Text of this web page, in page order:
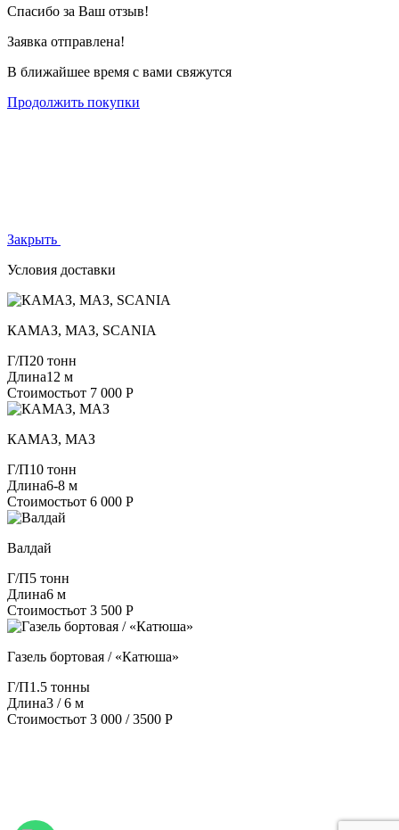
Спасибо за Ваш отзыв!
Заявка отправлена!
В ближайшее время с вами свяжутся
Продолжить покупки
Закрыть
Условия доставки
КАМАЗ, МАЗ, SCANIA
Г/П20 тонн
Длина12 м
Стоимостьот 7 000 Р
КАМАЗ, МАЗ
Г/П10 тонн
Длина6-8 м
Стоимостьот 6 000 Р
Валдай
Г/П5 тонн
Длина6 м
Стоимостьот 3 500 Р
Газель бортовая / «Катюша»
Г/П1.5 тонны
Длина3 / 6 м
Стоимостьот 3 000 / 3500 Р